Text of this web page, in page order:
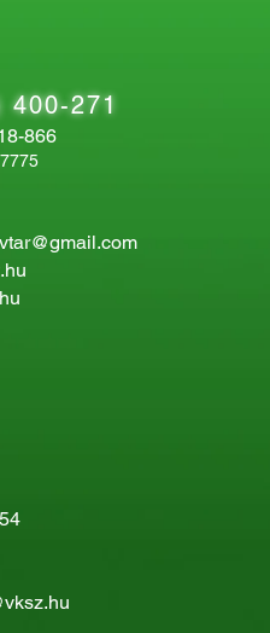
400-271
866